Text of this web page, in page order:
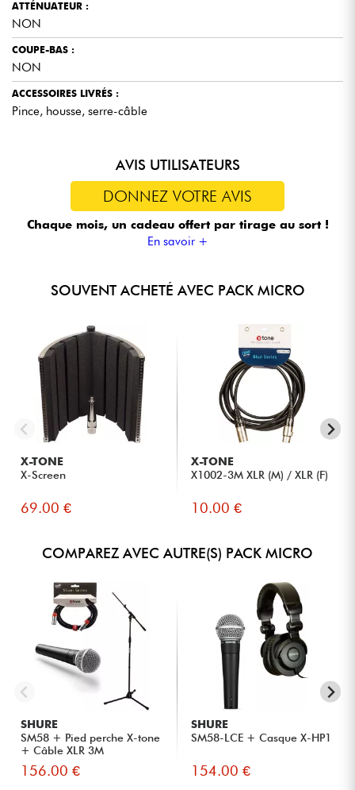
ATTÉNUATEUR :
NON
COUPE-BAS :
NON
ACCESSOIRES LIVRÉS :
Pince, housse, serre-câble
AVIS UTILISATEURS
DONNEZ VOTRE AVIS
Chaque mois, un cadeau offert par tirage au sort !
En savoir +
SOUVENT ACHETÉ AVEC PACK MICRO
X-TONE
X-Screen
69.00 €
X-TONE
X1002-3M XLR (M) / XLR (F)
10.00 €
COMPAREZ AVEC AUTRE(S) PACK MICRO
SHURE
SM58 + Pied perche X-tone
+ Câble XLR 3M
156.00 €
SHURE
SM58-LCE + Casque X-HP1
154.00 €